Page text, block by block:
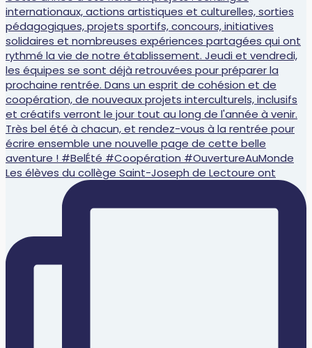
Les élèves du collège Saint-Joseph de Lectoure ont